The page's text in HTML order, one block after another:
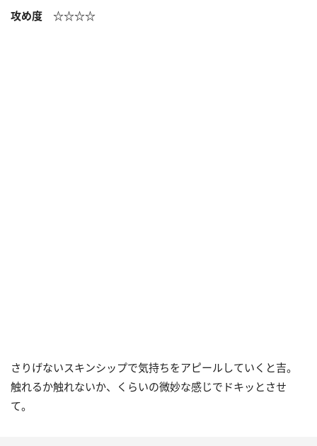
攻め度 ☆☆☆☆
さりげないスキンシップで気持ちをアピールしていくと吉。
触れるか触れないか、くらいの微妙な感じでドキッとさせ
て。